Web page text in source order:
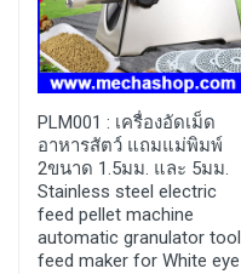
PLM001 : เครื่องอัดเม็ด
อาหารสัตว์ แถมแม่พิมพ์
2ขนาด 1.5มม. และ 5มม.
Stainless steel electric
feed pellet machine
automatic granulator tool
feed maker for White eye